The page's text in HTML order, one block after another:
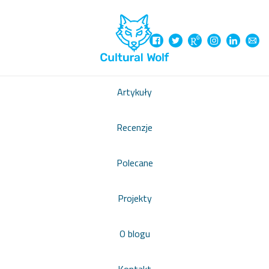
Artykuły
Recenzje
Polecane
Projekty
O blogu